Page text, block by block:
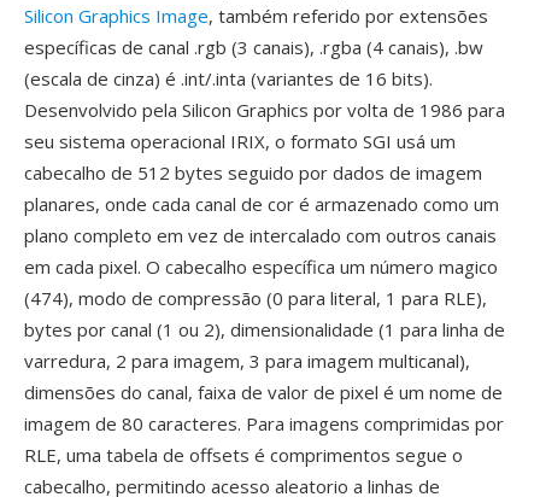
Silicon Graphics Image, também referido por extensões
específicas de canal .rgb (3 canais), .rgba (4 canais), .bw
(escala de cinza) é .int/.inta (variantes de 16 bits).
Desenvolvido pela Silicon Graphics por volta de 1986 para
seu sistema operacional IRIX, o formato SGI usá um
cabecalho de 512 bytes seguido por dados de imagem
planares, onde cada canal de cor é armazenado como um
plano completo em vez de intercalado com outros canais
em cada pixel. O cabecalho específica um número magico
(474), modo de compressão (0 para literal, 1 para RLE),
bytes por canal (1 ou 2), dimensionalidade (1 para linha de
varredura, 2 para imagem, 3 para imagem multicanal),
dimensões do canal, faixa de valor de pixel é um nome de
imagem de 80 caracteres. Para imagens comprimidas por
RLE, uma tabela de offsets é comprimentos segue o
cabecalho, permitindo acesso aleatorio a linhas de